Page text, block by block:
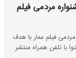
مردمی فیلم
فیلم عمار با هدف
با تلفن همراه منتشر